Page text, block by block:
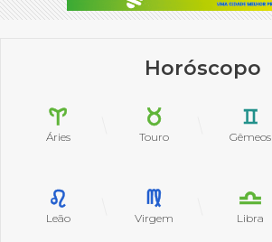
Horóscopo
Áries Touro Gêmeos
Leão Virgem Libra